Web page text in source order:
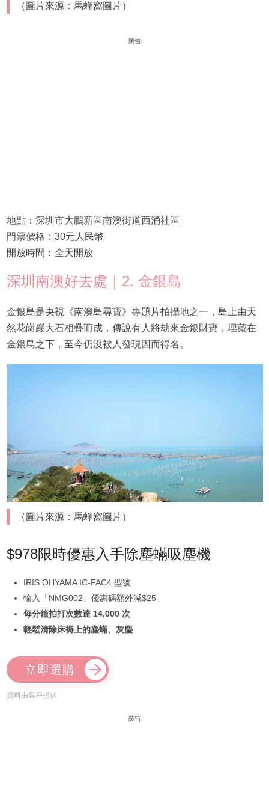
（圖片來源：馬蜂窩圖片）
廣告
地點：深圳市大鵬新區南澳街道西涌社區
門票價格：30元人民幣
開放時間：全天開放
深圳南澳好去處｜2. 金銀島
金銀島是央視《南澳島尋寶》專題片拍攝地之一，島上由天
然花崗巖大石相疊而成，傳說有人將劫來金銀財寶，埋藏在
金銀島之下，至今仍沒被人發現因而得名。
（圖片來源：馬蜂窩圖片）
$978限時優惠入手除塵蟎吸塵機
IRIS OHYAMA IC-FAC4 型號
輸入「NMG002」優惠碼額外減$25
每分鐘拍打次數達 14,000 次
輕鬆清除床褥上的塵蟎、灰塵
立即選購
資料由客戶提供
廣告